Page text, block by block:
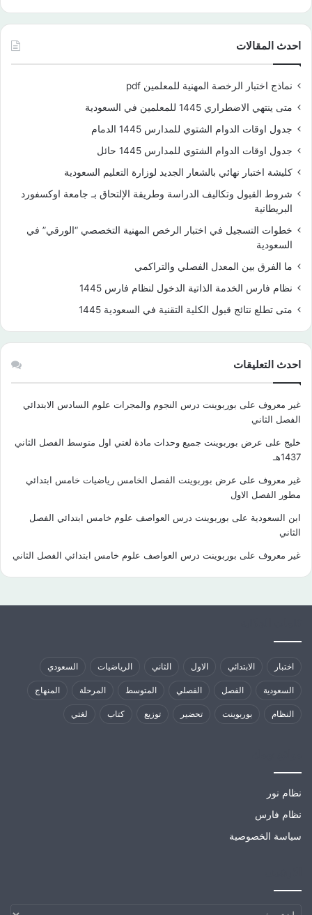
احدث المقالات
نماذج اختبار الرخصة المهنية للمعلمين pdf
متى ينتهي الاضطراري 1445 للمعلمين في السعودية
جدول اوقات الدوام الشتوي للمدارس 1445 الدمام
جدول اوقات الدوام الشتوي للمدارس 1445 حائل
كليشة اختبار نهائي بالشعار الجديد لوزارة التعليم السعودية
شروط القبول وتكاليف الدراسة وطريقة الإلتحاق بـ جامعة اوكسفورد
البريطانية
خطوات التسجيل في اختبار الرخص المهنية التخصصي “الورقي” في
السعودية
ما الفرق بين المعدل الفصلي والتراكمي
نظام فارس الخدمة الذاتية الدخول لنظام فارس 1445
متى تطلع نتائج قبول الكلية التقنية في السعودية 1445
احدث التعليقات
غير معروف على بوربوينت درس النجوم والمجرات علوم السادس الابتدائي
الفصل الثاني
خليج على عرض بوربوينت جميع وحدات مادة لغتي اول متوسط الفصل الثاني
1437هـ
غير معروف على عرض بوربوينت الفصل الخامس رياضيات خامس ابتدائي
مطور الفصل الاول
ابن السعودية على بوربوينت درس العواصف علوم خامس ابتدائي الفصل
الثاني
غير معروف على بوربوينت درس العواصف علوم خامس ابتدائي الفصل الثاني
اختبار الابتدائي الاول الثاني الرياضيات السعودي
السعودية الفصل الفصلي المتوسط المرحلة المنهاج
النظام بوربوينت تحضير توزيع كتاب لغتي
نظام نور
نظام فارس
سياسة الخصوصية
الارشيف